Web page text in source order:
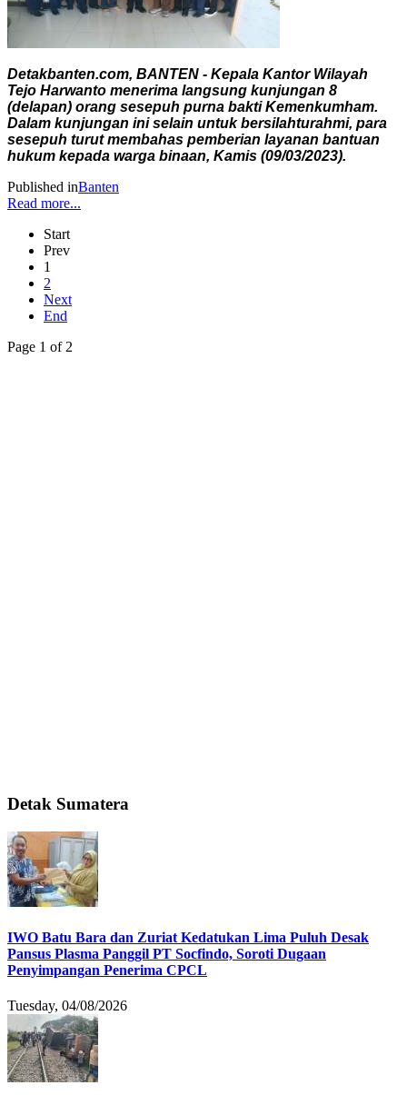
Detakbanten.com, BANTEN - Kepala Kantor Wilayah
Tejo Harwanto menerima langsung kunjungan 8
(delapan) orang sesepuh purna bakti Kemenkumham.
Dalam kunjungan ini selain untuk bersilahturahmi, para
sesepuh turut membahas pemberian layanan bantuan
hukum kepada warga binaan, Kamis (09/03/2023).
Published inBanten
Read more...
Start
Prev
1
2
Next
End
Page 1 of 2
Detak Sumatera
IWO Batu Bara dan Zuriat Kedatukan Lima Puluh Desak
Pansus Plasma Panggil PT Socfindo, Soroti Dugaan
Penyimpangan Penerima CPCL
Tuesday, 04/08/2026